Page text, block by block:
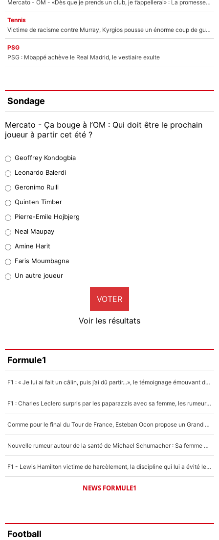
Mercato - OM - «Dès que je prends un club, je t’appellerai» : La promesse de Marcelino au moment de claquer la porte
Tennis
Victime de racisme contre Murray, Kyrgios pousse un énorme coup de gueule !
PSG
PSG : Mbappé achève le Real Madrid, le vestiaire exulte
Sondage
Mercato - Ça bouge à l’OM : Qui doit être le prochain
joueur à partir cet été ?
38%
32%
5%
1%
9%
Faris Moumbagna
5%
Un autre joueur
5%
Geoffrey Kondogbia
Leonardo Balerdi
Geronimo Rulli
Quinten Timber
Pierre-Emile Hojbjerg
Neal Maupay
Amine Harit
Faris Moumbagna
Un autre joueur
VOTER
Voir les résultats
Formule1
F1 : « Je lui ai fait un câlin, puis j’ai dû partir...», le témoignage émouvant de Max Verstappen sur sa fille
F1 : Charles Leclerc surpris par les paparazzis avec sa femme, les rumeurs étaient vraies !
Comme pour le final du Tour de France, Esteban Ocon propose un Grand Prix de Formule 1 à Paris : «Autour de l’Arc de Triomphe, ce serait génial» !
Nouvelle rumeur autour de la santé de Michael Schumacher : Sa femme Corinna sort du silence
F1 - Lewis Hamilton victime de harcèlement, la discipline qui lui a évité le pire : «J'aurais probablement mal tourné»
NEWS FORMULE1
Football